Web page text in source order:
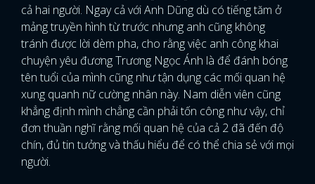
cả hai người. Ngay cả với Anh Dũng dù có tiếng tăm ở
mảng truyền hình từ trước nhưng anh cũng không
tránh được lời dèm pha, cho rằng việc anh công khai
chuyện yêu đương Trương Ngọc Ánh là để đánh bóng
tên tuổi của mình cũng như tận dụng các mối quan hệ
xung quanh nữ cường nhân này. Nam diễn viên cũng
khẳng định mình chẳng cần phải tốn công như vậy, chỉ
đơn thuần nghĩ rằng mối quan hệ của cả 2 đã đến độ
chín, đủ tin tưởng và thấu hiểu để có thể chia sẻ với mọi
người.